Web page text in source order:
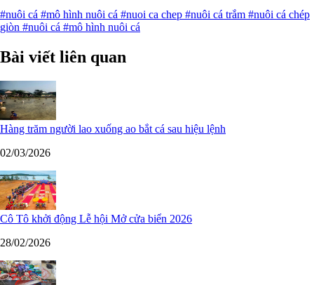
#nuôi cá #mô hình nuôi cá #nuoi ca chep #nuôi cá trắm #nuôi cá chép
giòn #nuôi cá #mô hình nuôi cá
Bài viết liên quan
Hàng trăm người lao xuống ao bắt cá sau hiệu lệnh
02/03/2026
Cô Tô khởi động Lễ hội Mở cửa biển 2026
28/02/2026